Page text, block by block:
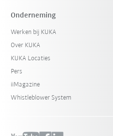
Onderneming
Werken bij KUKA
Over KUKA
KUKA Locaties
Pers
iiMagazine
Whistleblower System